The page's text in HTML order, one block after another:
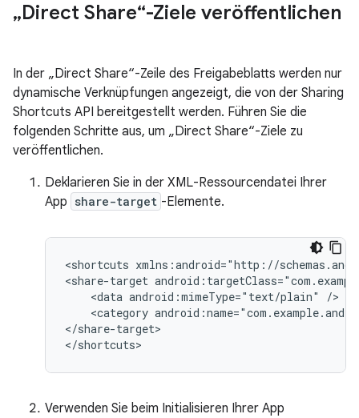
„Direct Share“-Ziele veröffentlichen
In der „Direct Share“-Zeile des Freigabeblatts werden nur
dynamische Verknüpfungen angezeigt, die von der Sharing
Shortcuts API bereitgestellt werden. Führen Sie die
folgenden Schritte aus, um „Direct Share“-Ziele zu
veröffentlichen.
Deklarieren Sie in der XML-Ressourcendatei Ihrer
App share-target -Elemente.
<shortcuts xmlns:android="http://
<share-target
<data android:mimeType="text/plain"
<category
</share-target>
Verwenden Sie beim Initialisieren Ihrer App